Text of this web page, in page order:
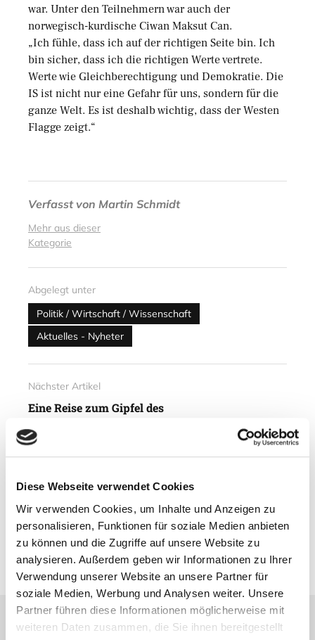
Diese Webseite verwendet Cookies
Wir verwenden Cookies, um Inhalte und Anzeigen zu
personalisieren, Funktionen für soziale Medien anbieten
zu können und die Zugriffe auf unsere Website zu
analysieren. Außerdem geben wir Informationen zu Ihrer
Verwendung unserer Website an unsere Partner für
soziale Medien, Werbung und Analysen weiter. Unsere
Partner führen diese Informationen möglicherweise mit
weiteren Daten zusammen, die Sie ihnen bereitgestellt
war. Unter den Teilnehmern war auch der
norwegisch-kurdische Ciwan Maksut Can.
„Ich fühle, dass ich auf der richtigen Seite bin. Ich
bin sicher, dass ich die richtigen Werte vertrete.
Werte wie Gleichberechtigung und Demokratie. Die
IS ist nicht nur eine Gefahr für uns, sondern für die
ganze Welt. Es ist deshalb wichtig, dass der Westen
Flagge zeigt.“
Verfasst von Martin Schmidt
Mehr aus dieser
Kategorie
Abgelegt unter
Politik / Wirtschaft / Wissenschaft
Aktuelles - Nyheter
Nächster Artikel
Eine Reise zum Gipfel des
27. August 2014
Die schwimmende Schneeflocke
26. August 2014